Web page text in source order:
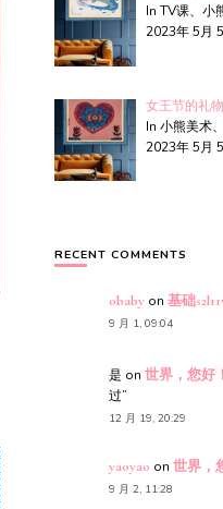
In TV课、小
2023年 5月
女王节的礼物
In 小熊美术
2023年 5月
RECENT COMMENTS
obabyon 基础
9 月 1, 09:04
是 on 世界，您好！
过”
12 月 19, 20:29
yaoyao on 世界，
9 月 2, 11:28